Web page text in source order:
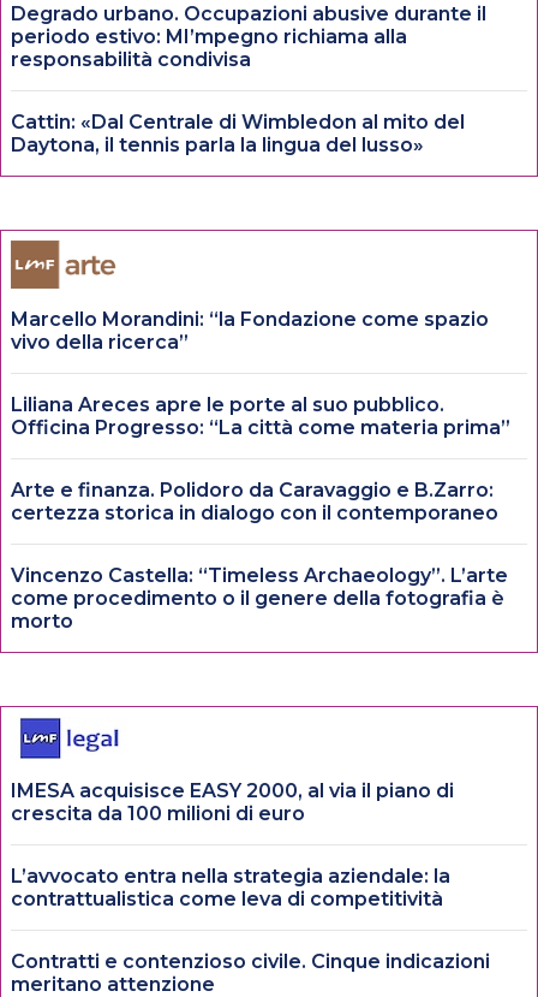
Degrado urbano. Occupazioni abusive durante il
periodo estivo: MI’mpegno richiama alla
responsabilità condivisa
Cattin: «Dal Centrale di Wimbledon al mito del
Daytona, il tennis parla la lingua del lusso»
Marcello Morandini: “la Fondazione come spazio
vivo della ricerca”
Liliana Areces apre le porte al suo pubblico.
Officina Progresso: “La città come materia prima”
Arte e finanza. Polidoro da Caravaggio e B.Zarro:
certezza storica in dialogo con il contemporaneo
Vincenzo Castella: “Timeless Archaeology”. L’arte
come procedimento o il genere della fotografia è
morto
IMESA acquisisce EASY 2000, al via il piano di
crescita da 100 milioni di euro
L’avvocato entra nella strategia aziendale: la
contrattualistica come leva di competitività
Contratti e contenzioso civile. Cinque indicazioni
meritano attenzione